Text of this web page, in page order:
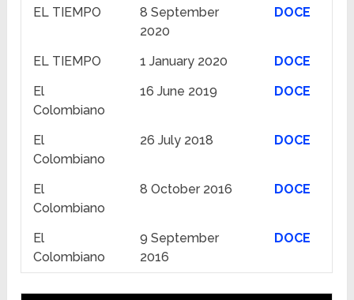
EL TIEMPO
8 September
2020
DOCE
EL TIEMPO 1 January 2020
DOCE
El
Colombiano
16 June 2019 DOCE
El
Colombiano
26 July 2018 DOCE
El
Colombiano
8 October 2016 DOCE
El
Colombiano
9 September
2016
DOCE